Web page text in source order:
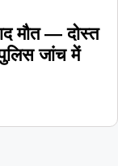
मौत — दोस्त
जांच में